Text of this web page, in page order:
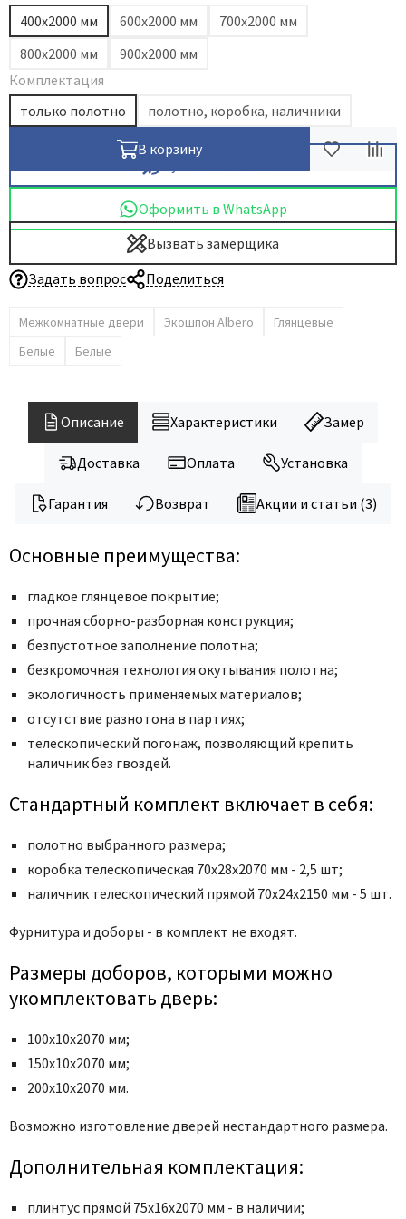
Dircode
Eclisse
El Porta
Fantom
Fuaro
GlassTur
Hausdoors
Kapelli
Krona Koblenz
Legend
Line Doors
Luxor
Morelli
Ofram
Optima Porte
Oro - Oro
Porte Vista
Poseidon
Profil Doors
Profilo Porte
Protector
Torex
Tupai
Uberture
Valcomp
Venezia Unique
Zadoor
400х2000 мм
600х2000 мм
700х2000 мм
800х2000 мм
900х2000 мм
Комплектация
только полотно
полотно, коробка, наличники
В корзину
Оформить в WhatsApp
Вызвать замерщика
Задать вопрос
Поделиться
Межкомнатные двери Экошпон Albero
Глянцевые
Белые
Белые
Описание Характеристики Замер
Доставка Оплата Установка
Гарантия Возврат Акции и статьи (3)
Основные преимущества:
гладкое глянцевое покрытие;
прочная сборно-разборная конструкция;
безпустотное заполнение полотна;
безкромочная технология окутывания полотна;
экологичность применяемых материалов;
отсутствие разнотона в партиях;
телескопический погонаж, позволяющий крепить
наличник без гвоздей.
Стандартный комплект включает в себя:
полотно выбранного размера;
коробка телескопическая 70x28x2070 мм - 2,5 шт;
наличник телескопический прямой 70x24x2150 мм - 5 шт.
Фурнитура и доборы - в комплект не входят.
Размеры доборов, которыми можно
укомплектовать дверь:
100х10х2070 мм;
150х10х2070 мм;
200х10х2070 мм.
Возможно изготовление дверей нестандартного размера.
Дополнительная комплектация:
плинтус прямой 75х16х2070 мм - в наличии;